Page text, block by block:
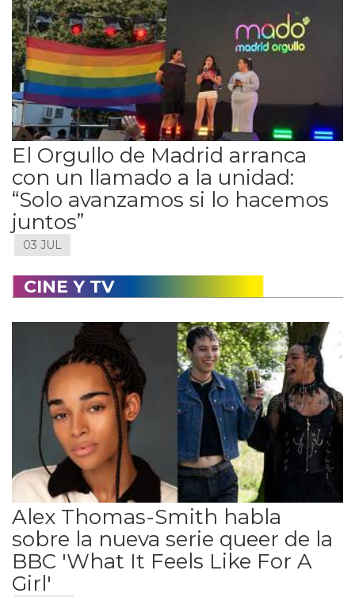
El Orgullo de Madrid arranca
con un llamado a la unidad:
“Solo avanzamos si lo hacemos
juntos”
03 JUL
CINE Y TV
Alex Thomas-Smith habla
sobre la nueva serie queer de la
BBC 'What It Feels Like For A
Girl'